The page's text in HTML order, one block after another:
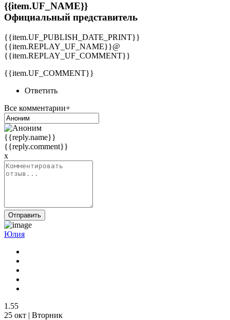
{{item.UF_NAME}}
Официальный представитель
{{item.UF_PUBLISH_DATE_PRINT}}
{{item.REPLAY_UF_NAME}}@
{{item.REPLAY_UF_COMMENT}}
{{item.UF_COMMENT}}
Ответить
Все комментарии+
{{reply.name}}
{{reply.comment}}
x
Отправить
Юлия
1.55
25 окт | Вторник